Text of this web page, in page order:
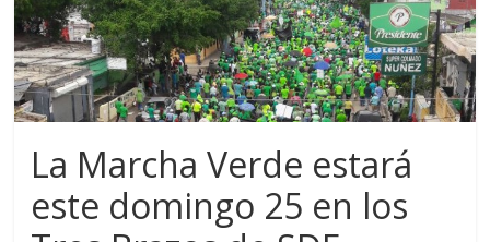
La Marcha Verde estará
este domingo 25 en los